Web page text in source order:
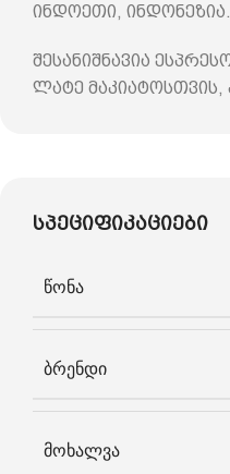
ინდოეთი, ინდონეზია.
შესანიშნავია
ლატე მაკიატოსთვის,
სპეციფიკაციები
წონა
ბრენდი
მოხალვა